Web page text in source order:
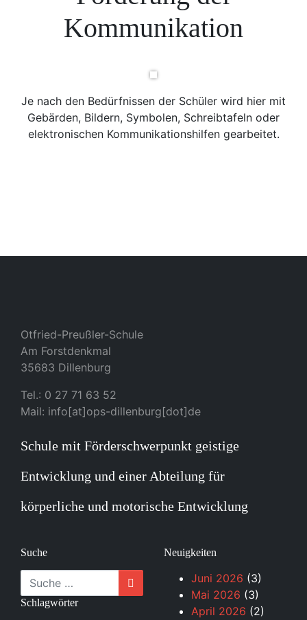
Kommunikation
Je nach den Bedürfnissen der Schüler wird hier mit
Gebärden, Bildern, Symbolen, Schreibtafeln oder
elektronischen Kommunikationshilfen gearbeitet.
Otfried-Preußler-Schule
Am Forstdenkmal
35683 Dillenburg
Tel.: 0 27 71 63 52
Mail: info[at]ops-dillenburg[dot]de
Schule mit Förderschwerpunkt geistige
Entwicklung und einer Abteilung für
körperliche und motorische Entwicklung
Suche
Suche
Schlagwörter
Neuigkeiten
Juni 2026 (3)
Mai 2026 (3)
April 2026 (2)